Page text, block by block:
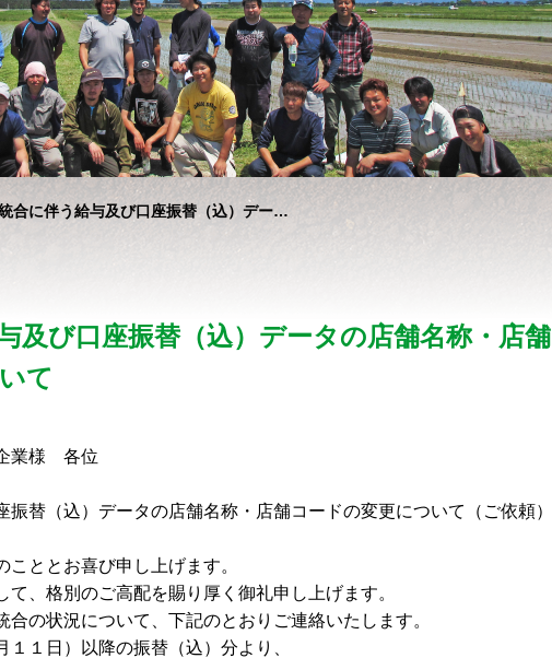
合に伴う給与及び口座振替（込）デー…
及び口座振替（込）データの店舗名称・店舗
て
業様 各位
振替（込）データの店舗名称・店舗コードの変更について（ご依頼）
ととお喜び申し上げます。
、格別のご高配を賜り厚く御礼申し上げます。
合の状況について、下記のとおりご連絡いたします。
１日）以降の振替（込）分より、